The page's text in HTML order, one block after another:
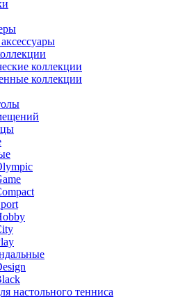
коллекции
коллекции
настольного тенниса